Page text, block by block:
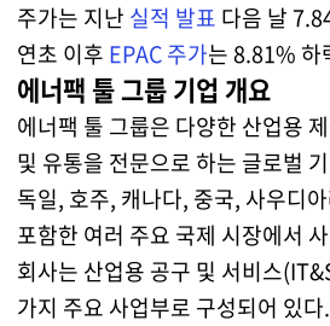
주가는 지난 실적 발표 다음 날
연초 이후 EPAC 주가는 8.81% 하
에너팩 툴 그룹 기업 개요
에너팩 툴 그룹은 다양한 산업용
및 유통을 전문으로 하는 글로벌
독일, 호주, 캐나다, 중국, 사우디
포함한 여러 주요 국제 시장에서
회사는 산업용 공구 및 서비스
가지 주요 사업부로 구성되어 있